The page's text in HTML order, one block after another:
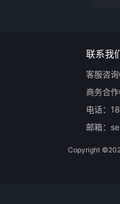
联系我
客服咨
商务合
电话：
邮箱：
Copyright